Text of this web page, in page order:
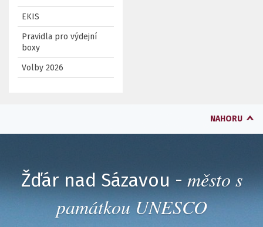
EKIS
Pravidla pro výdejní
boxy
Volby 2026
NAHORU
Žďár nad Sázavou - město s
památkou UNESCO